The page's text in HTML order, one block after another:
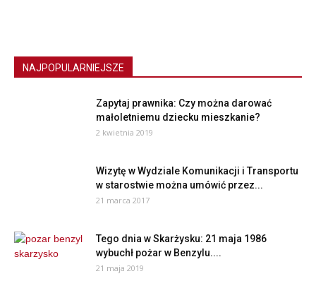
NAJPOPULARNIEJSZE
Zapytaj prawnika: Czy można darować
małoletniemu dziecku mieszkanie?
2 kwietnia 2019
Wizytę w Wydziale Komunikacji i Transportu
w starostwie można umówić przez...
21 marca 2017
Tego dnia w Skarżysku: 21 maja 1986
wybuchł pożar w Benzylu....
21 maja 2019